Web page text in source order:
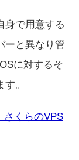
身で用意する
ーと異なり管
に対するそ
。
くらのVPS